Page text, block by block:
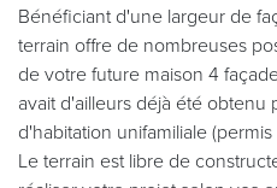
Bénéficiant d'une largeur de
terrain offre de nombreuses
de votre future maison 4
avait d'ailleurs déjà été
d'habitation unifamiliale
Le terrain est libre de